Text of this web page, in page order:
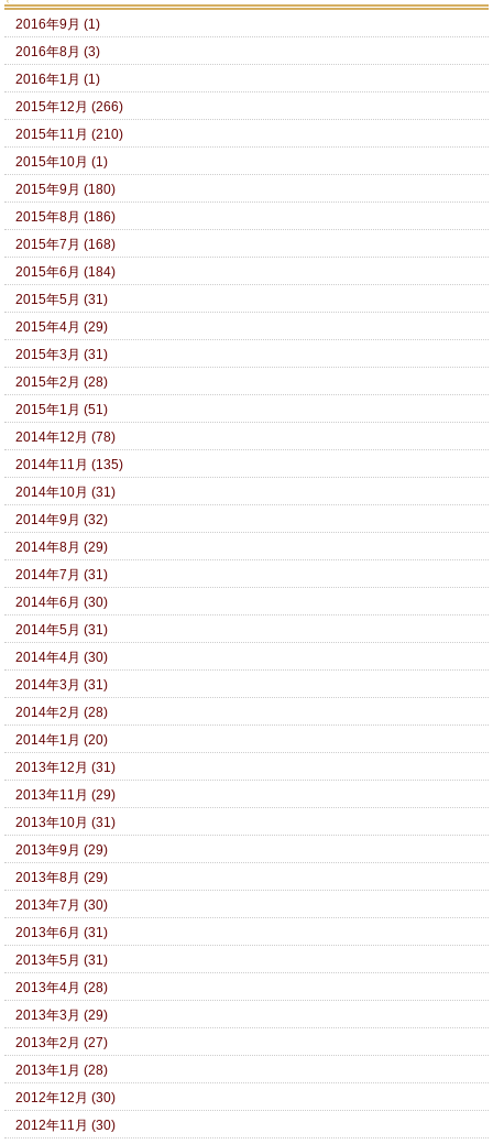
2016年9月 (1)
2016年8月 (3)
2016年1月 (1)
2015年12月 (266)
2015年11月 (210)
2015年10月 (1)
2015年9月 (180)
2015年8月 (186)
2015年7月 (168)
2015年6月 (184)
2015年5月 (31)
2015年4月 (29)
2015年3月 (31)
2015年2月 (28)
2015年1月 (51)
2014年12月 (78)
2014年11月 (135)
2014年10月 (31)
2014年9月 (32)
2014年8月 (29)
2014年7月 (31)
2014年6月 (30)
2014年5月 (31)
2014年4月 (30)
2014年3月 (31)
2014年2月 (28)
2014年1月 (20)
2013年12月 (31)
2013年11月 (29)
2013年10月 (31)
2013年9月 (29)
2013年8月 (29)
2013年7月 (30)
2013年6月 (31)
2013年5月 (31)
2013年4月 (28)
2013年3月 (29)
2013年2月 (27)
2013年1月 (28)
2012年12月 (30)
2012年11月 (30)